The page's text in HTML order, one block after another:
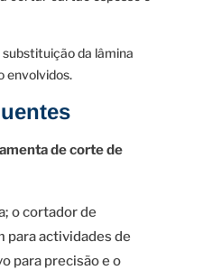
substituição da lâmina
envolvidos.
de corte de
o cortador de
para actividades de
para precisão e o